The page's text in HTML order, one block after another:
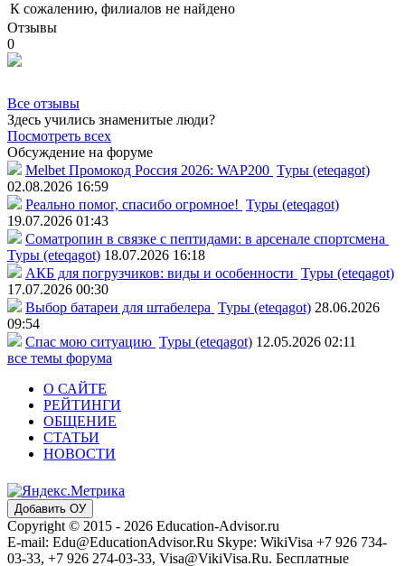
К сожалению, филиалов не найдено
Отзывы
0
Все отзывы
Здесь учились знаменитые люди?
Посмотреть всех
Обсуждение на форуме
Melbet Промокод Россия 2026: WAP200 Туры (eteqagot)
02.08.2026 16:59
Реально помог, спасибо огромное! Туры (eteqagot)
19.07.2026 01:43
Соматропин в связке с пептидами: в арсенале спортсмена
Туры (eteqagot) 18.07.2026 16:18
АКБ для погрузчиков: виды и особенности Туры (eteqagot)
17.07.2026 00:30
Выбор батареи для штабелера Туры (eteqagot) 28.06.2026
09:54
Спас мою ситуацию Туры (eteqagot) 12.05.2026 02:11
все темы форума
О САЙТЕ
РЕЙТИНГИ
ОБЩЕНИЕ
СТАТЬИ
НОВОСТИ
Добавить ОУ
Copyright © 2015 - 2026 Education-Advisor.ru
E-mail: Edu@EducationAdvisor.Ru Skype: WikiVisa +7 926 734-
03-33, +7 926 274-03-33, Visa@VikiVisa.Ru. Бесплатные